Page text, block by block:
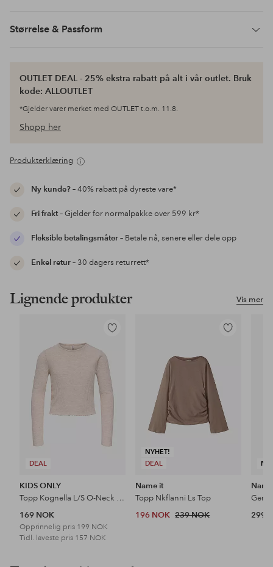
Størrelse & Passform
OUTLET DEAL - 25% ekstra rabatt på alt i vår outlet. Bruk
kode: ALLOUTLET
*Gjelder varer merket med OUTLET t.o.m. 11.8.
Shopp her
Produkterklæring
Ny kunde?– 40% rabatt på dyreste vare*
Fri frakt– Gjelder for normalpakke over 599 kr*
Fleksible betalingsmåter– Betale nå, senere eller dele opp
Enkel retur– 30 dagers returrett*
Vis mer
Lignende produkter
DEAL
Legg
favoritter
KIDS ONLY
Topp Kognella L/S O-Neck Top Jrs
169 NOK
Opprinnelig pris 199 NOK
Tidl. laveste pris 157 NOK
NYHET!
DEAL
Legg
Name it
Topp Nkflanni Ls Top
196 NOK 239 NOK 299